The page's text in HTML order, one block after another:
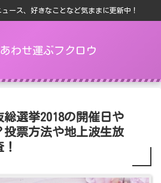
ース、好きなことなど気ままに更新中！
わせ運ぶフクロウ
総選挙2018の開催日や
投票方法や地上波生放